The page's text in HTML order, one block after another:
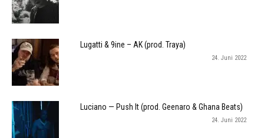
Lugatti & 9ine – AK (prod. Traya)
24. Juni 2022
Luciano — Push It (prod. Geenaro & Ghana Beats)
24. Juni 2022